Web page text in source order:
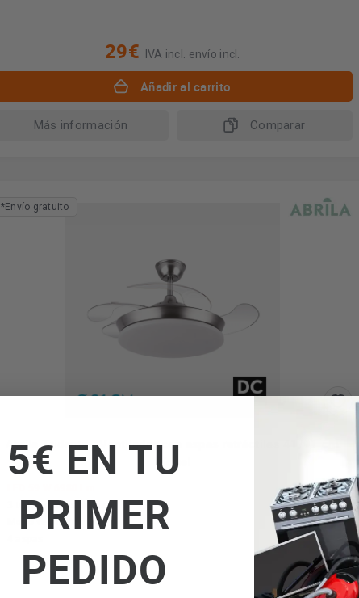
29€ IVA incl. envío incl.
Añadir al carrito
Más información Comparar
*Envío gratuito
Abrila Tridente - Ventilador con aspas retráctiles 41/91 cm
Níquel
3 temperaturas de luz
Modo verano/invierno
5€ EN TU
PRIMER
PEDIDO